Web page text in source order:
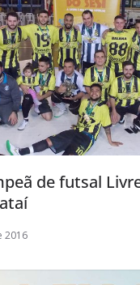
de futsal
2016